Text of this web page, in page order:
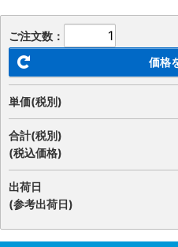
ご注文数：
価格
単価(税別)
合計(税別)
(税込価格)
出荷日
(参考出荷日)